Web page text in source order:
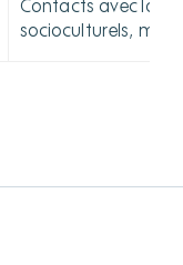
Contacts avec la
socioculturels,